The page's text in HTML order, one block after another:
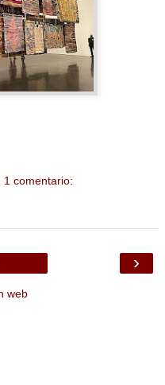
1 comentario:
›
web